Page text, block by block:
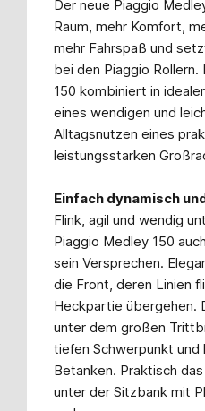
Der neue Piaggio
Raum, mehr Komfort,
mehr Fahrspaß und
bei den Piaggio
150 kombiniert in
eines wendigen und
Alltagsnutzen eines
leistungsstarken
Einfach dynamisch
Flink, agil und wendig
Piaggio Medley 150
sein Versprechen.
die Front, deren Linien
Heckpartie übergehen.
unter dem großen
tiefen Schwerpunkt
Betanken. Praktisch
unter der Sitzbank mit